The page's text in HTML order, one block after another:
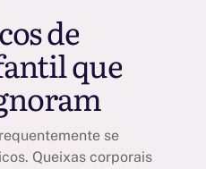
de
que
se
Queixas corporais